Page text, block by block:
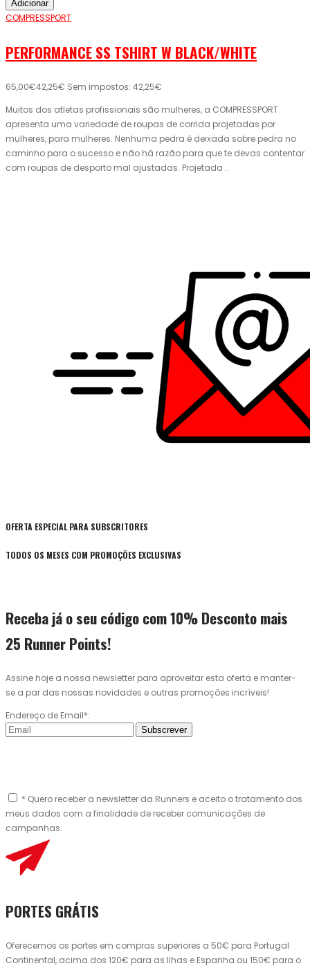
Adicionar
COMPRESSPORT
PERFORMANCE SS TSHIRT W BLACK/WHITE
65,00€42,25€ Sem impostos: 42,25€
Muitos dos atletas profissionais são mulheres, a COMPRESSPORT
apresenta uma variedade de roupas de corrida projetadas por
mulheres, para mulheres. Nenhuma pedra é deixada sobre pedra no
caminho para o sucesso e não há razão para que te devas contentar
com roupas de desporto mal ajustadas. Projetada ..
OFERTA ESPECIAL PARA SUBSCRITORES
TODOS OS MESES COM PROMOÇÕES EXCLUSIVAS
Receba já o seu código com 10% Desconto mais
25 Runner Points!
Assine hoje a nossa newsletter para aproveitar esta oferta e manter-
se a par das nossas novidades e outras promoções incríveis!
Endereço de Email*:
Subscrever
* Quero receber a newsletter da Runners e aceito o tratamento dos
meus dados com a finalidade de receber comunicações de
campanhas.
PORTES GRÁTIS
Oferecemos os portes em compras superiores a 50€ para Portugal
Continental, acima dos 120€ para as Ilhas e Espanha ou 150€ para o